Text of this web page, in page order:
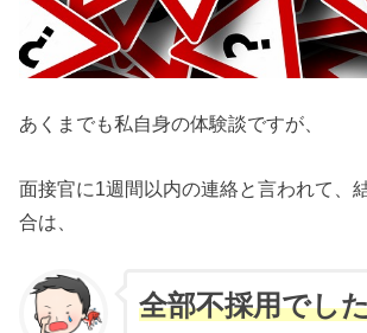
あくまでも私自身の体験談ですが、
面接官に1週間以内の連絡と言われて、
合は、
全部不採用でし